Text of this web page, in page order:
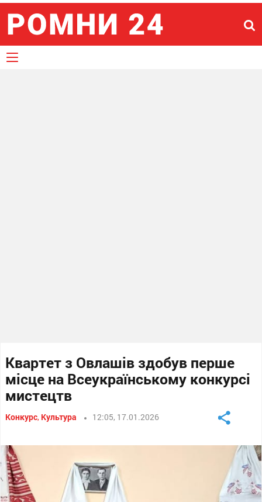
Квартет з Овлашів здобув перше
місце на Всеукраїнському конкурсі
мистецтв
Конкурс, Культура 12:05, 17.01.2026